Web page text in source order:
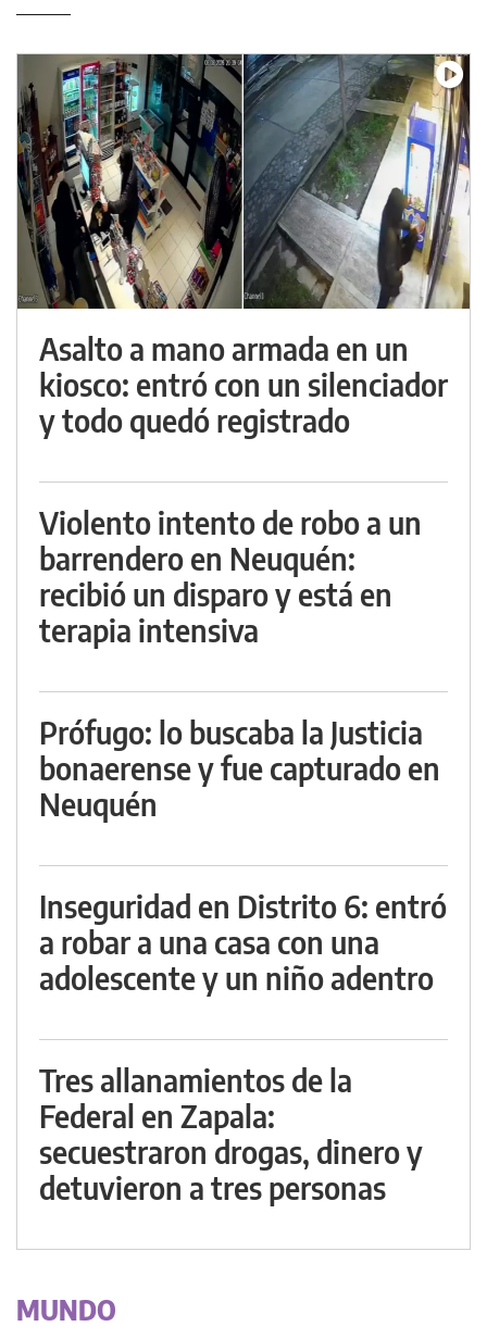
Asalto a mano armada en un
kiosco: entró con un silenciador
y todo quedó registrado
Violento intento de robo a un
barrendero en Neuquén:
recibió un disparo y está en
terapia intensiva
Prófugo: lo buscaba la Justicia
bonaerense y fue capturado en
Neuquén
Inseguridad en Distrito 6: entró
a robar a una casa con una
adolescente y un niño adentro
Tres allanamientos de la
Federal en Zapala:
secuestraron drogas, dinero y
detuvieron a tres personas
MUNDO